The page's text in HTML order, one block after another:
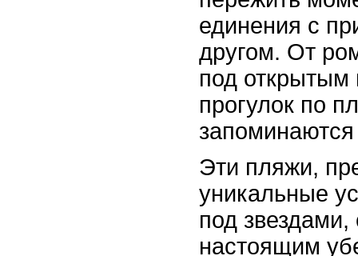
единения с
другом. От
под
прогулок по
Эти пляжи,
уникальные
под звездами,
настоящим